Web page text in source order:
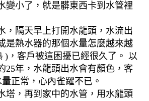
變小了，就是髒東西卡到水管裡
，隔天早上打開水龍頭，水流出
是熱水器的那個水量怎麼越來越
)，客戶被這困擾已經很久了。 以
25年，水龍頭出水會有顏色，客
正常，心內雀躍不已。
塔，再到家中的水管，用水龍頭